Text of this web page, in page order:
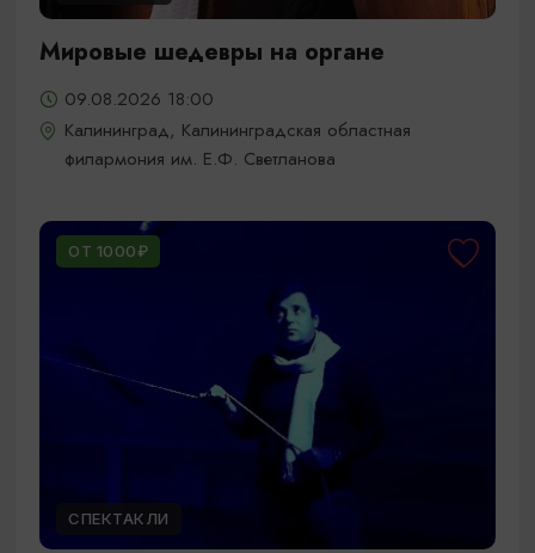
Мировые шедевры на органе
09.08.2026 18:00
Калининград, Калининградская областная
филармония им. Е.Ф. Светланова
ОТ 1000₽
СПЕКТАКЛИ